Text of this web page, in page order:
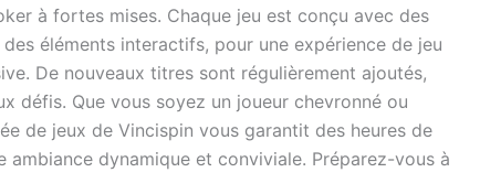
à fortes mises. Chaque jeu est conçu avec des
éléments interactifs, pour une expérience de jeu
De nouveaux titres sont régulièrement ajoutés,
défis. Que vous soyez un joueur chevronné ou
de jeux de Vincispin vous garantit des heures de
ambiance dynamique et conviviale. Préparez-vous à